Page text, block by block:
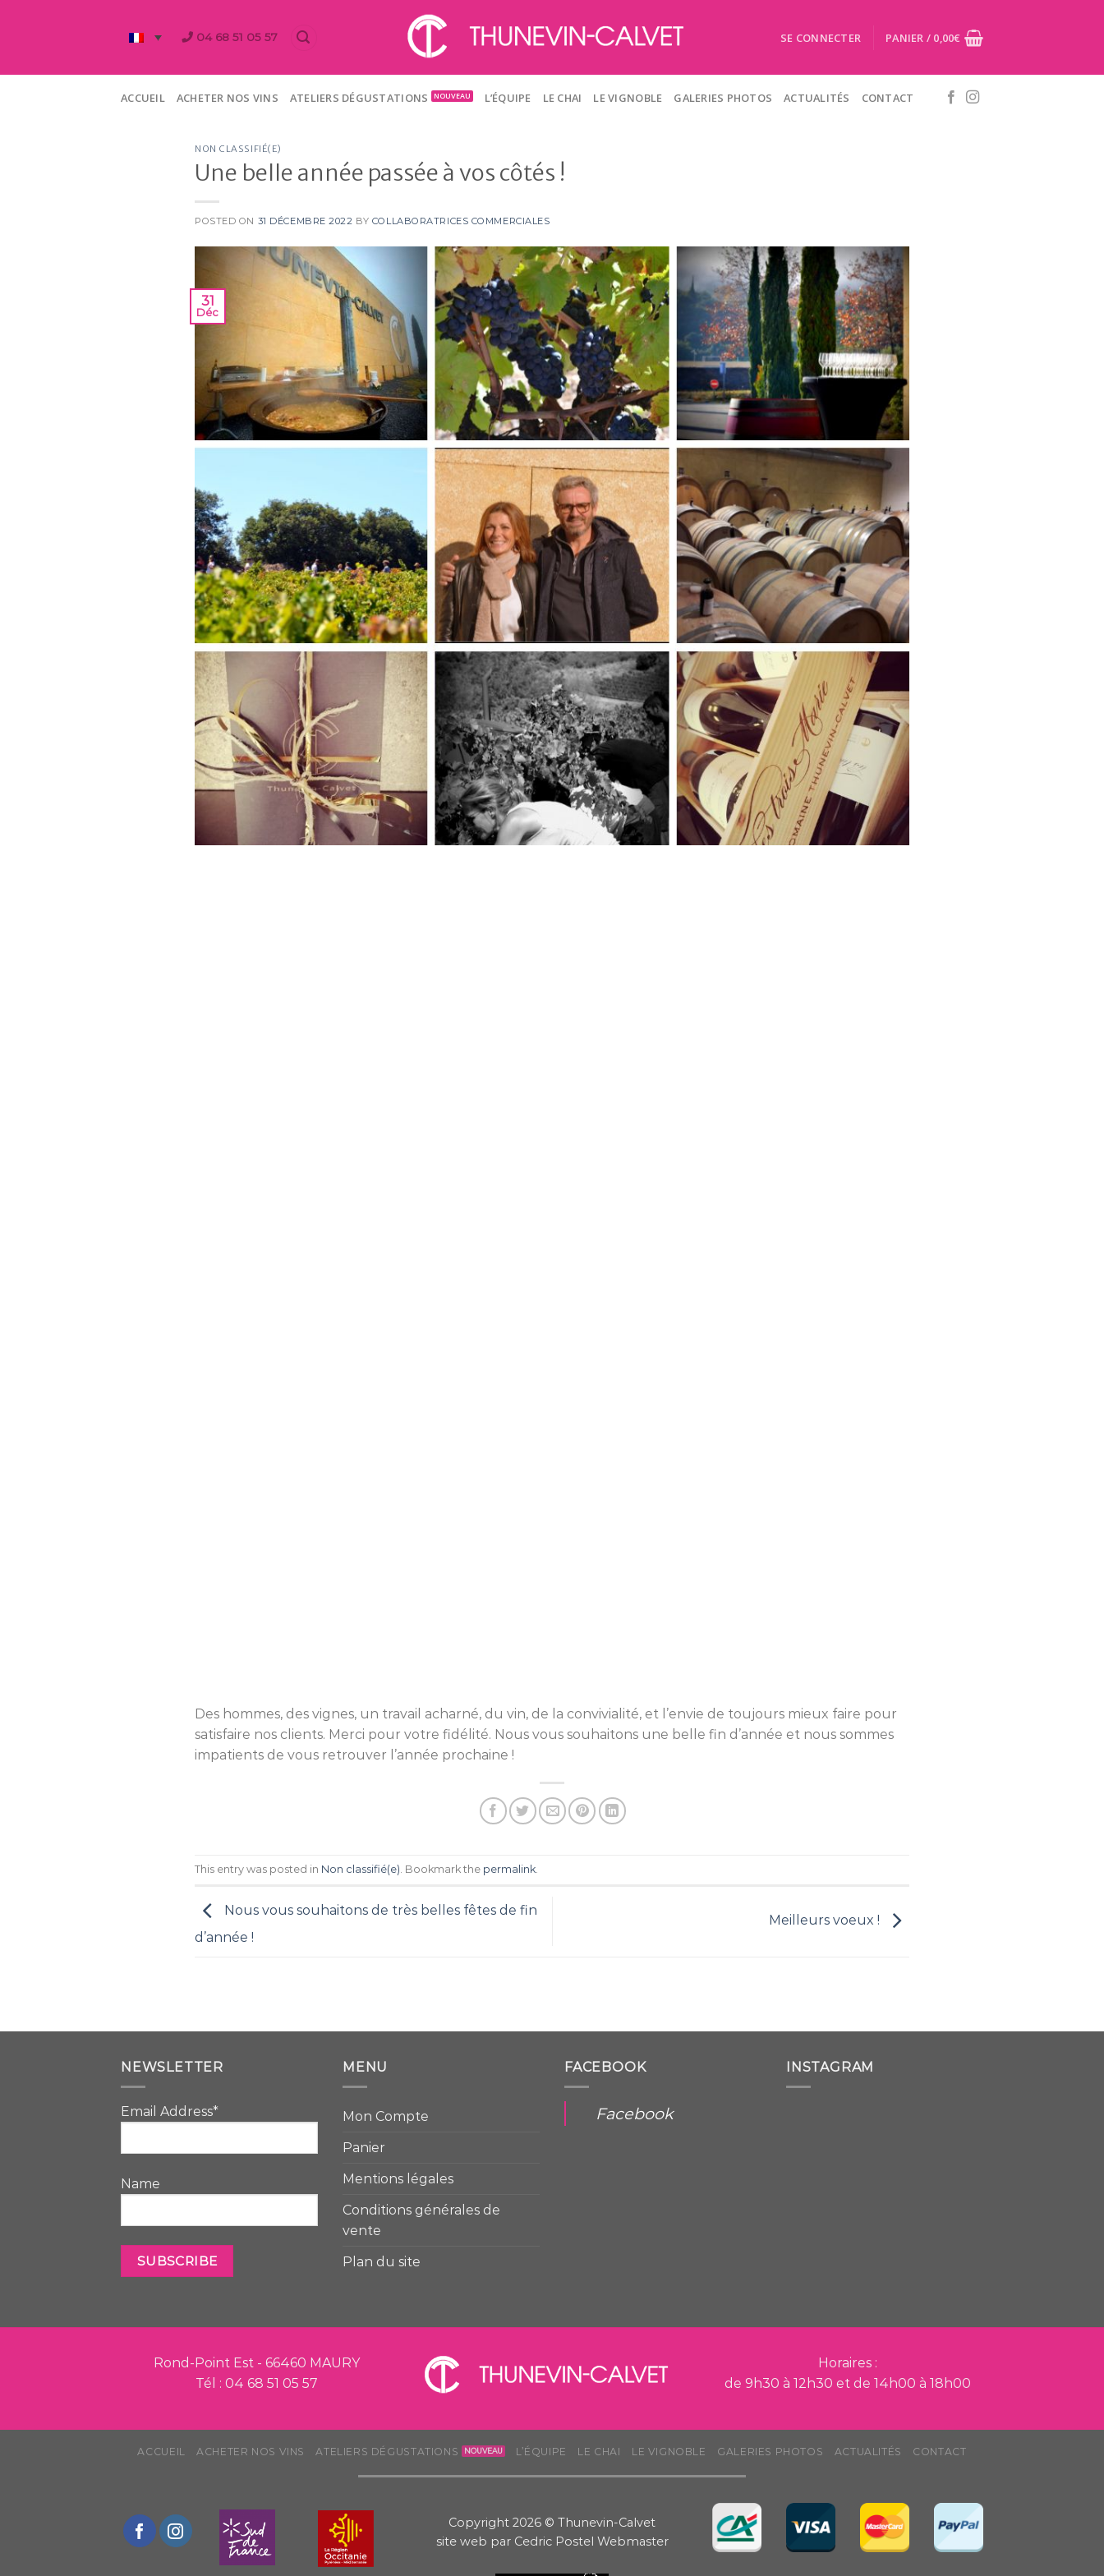
04 68 51 05 57 SE CONNECTER PANIER / 0,00€
ACCUEIL ACHETER NOS VINS ATELIERS DÉGUSTATIONS L’ÉQUIPE LE CHAI LE VIGNOBLE GALERIES PHOTOS ACTUALITÉS CONTACT
NON CLASSIFIÉ(E)
Une belle année passée à vos côtés !
POSTED ON 31 DÉCEMBRE 2022 BY COLLABORATRICES COMMERCIALES
31
Déc
Des hommes, des vignes, un travail acharné, du vin, de la convivialité, et l’envie de toujours mieux faire pour
satisfaire nos clients. Merci pour votre fidélité. Nous vous souhaitons une belle fin d’année et nous sommes
impatients de vous retrouver l’année prochaine !
This entry was posted in Non classifié(e) . Bookmark the permalink
Nous vous souhaitons de très belles fêtes de fin
d’année !
Meilleurs voeux !
NEWSLETTER
Email Address*
Name
MENU
Mon Compte
Panier
Mentions légales
Conditions générales de
vente
Plan du site
FACEBOOK
Facebook
INSTAGRAM
Rond-Point Est - 66460 MAURY
Tél : 04 68 51 05 57
Horaires :
de 9h30 à 12h30 et de 14h00 à 18h00
ACCUEIL ACHETER NOS VINS ATELIERS DÉGUSTATIONS L’ÉQUIPE LE CHAI LE VIGNOBLE GALERIES PHOTOS ACTUALITÉS CONTACT
Copyright 2026 © Thunevin-Calvet
site web par Cedric Postel Webmaster